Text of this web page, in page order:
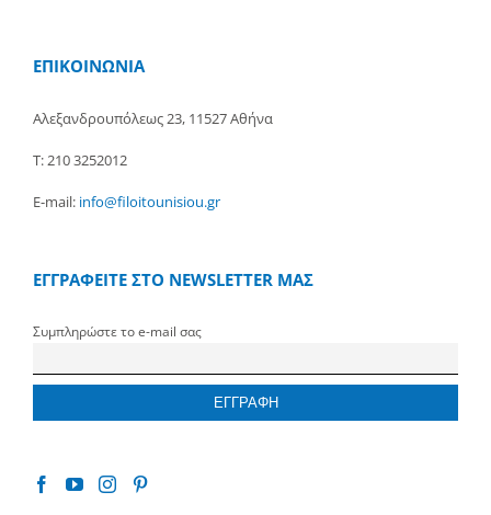
ΕΠΙΚΟΙΝΩΝΙΑ
Αλεξανδρουπόλεως 23, 11527 Αθήνα
Τ: 210 3252012
E-mail: info@filoitounisiou.gr
ΕΓΓΡΑΦΕΙΤΕ ΣΤΟ NEWSLETTER ΜΑΣ
Συμπληρώστε το e-mail σας